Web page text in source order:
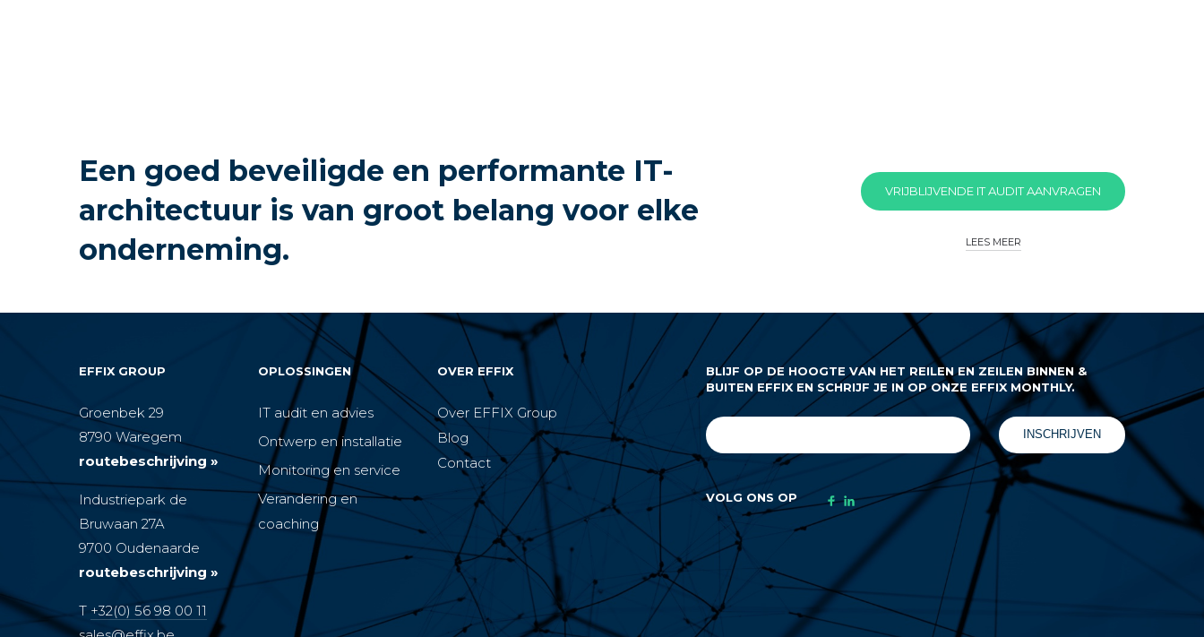
Een goed beveiligde en performante IT-
architectuur is van groot belang voor elke
onderneming.
VRIJBLIJVENDE IT AUDIT AANVRAGEN
LEES MEER
EFFIX GROUP
Groenbek 29
8790 Waregem
routebeschrijving »
Industriepark de
Bruwaan 27A
9700 Oudenaarde
routebeschrijving »
T +32(0) 56 98 00 11
OPLOSSINGEN
IT audit en advies
Ontwerp en installatie
Monitoring en service
Verandering en
coaching
OVER EFFIX
Over EFFIX Group
Blog
Contact
BLIJF OP DE HOOGTE VAN HET REILEN EN ZEILEN BINNEN &
BUITEN EFFIX EN SCHRIJF JE IN OP ONZE EFFIX MONTHLY.
INSCHRIJVEN
VOLG ONS OP